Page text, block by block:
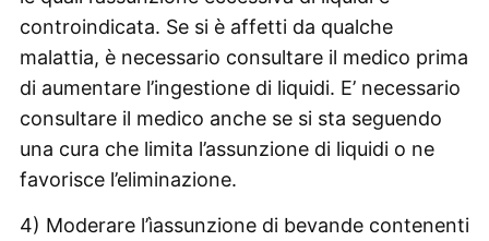
controindicata. Se si è affetti da qualche
malattia, è necessario consultare il medico prima
di aumentare l’ingestione di liquidi. E’ necessario
consultare il medico anche se si sta seguendo
una cura che limita l’assunzione di liquidi o ne
favorisce l’eliminazione.
4) Moderare l’ìassunzione di bevande contenenti